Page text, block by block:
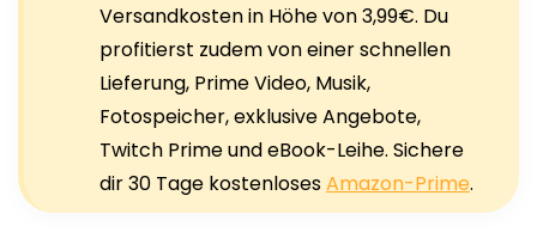
Versandkosten in Höhe von 3,99€. Du
profitierst zudem von einer schnellen
Lieferung, Prime Video, Musik,
Fotospeicher, exklusive Angebote,
Twitch Prime und eBook-Leihe. Sichere
dir 30 Tage kostenlosesAmazon-Prime.